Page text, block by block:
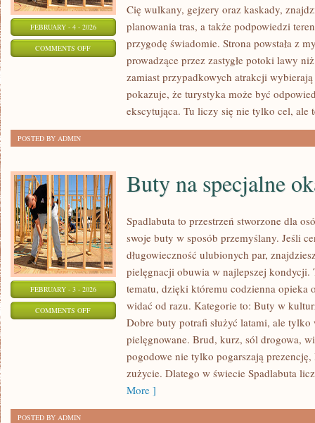
FEBRUARY - 4 - 2026
COMMENTS OFFON
WYBRZEŻA
Cię wulkany, gejzery oraz kaskady,
planowania tras, a także podpowiedzi
przygodę świadomie. Strona powstała z
prowadzące przez zastygłe potoki lawy
zamiast przypadkowych atrakcji
pokazuje, że turystyka może być
ekscytująca. Tu liczy się nie tylko cel, ale
POSTED BY ADMIN
FEBRUARY - 3 - 2026
COMMENTS OFFON
SPECJALNE
Buty na specjalne
Spadlabuta to przestrzeń stworzone dla
swoje buty w sposób przemyślany. Jeśli
długowieczność ulubionych par,
pielęgnacji obuwia w najlepszej kondycji.
tematu, dzięki któremu codzienna opieka
widać od razu. Kategorie to: Buty w
Dobre buty potrafi służyć latami, ale
pielęgnowane. Brud, kurz, sól drogowa,
pogodowe nie tylko pogarszają
zużycie. Dlatego w świecie Spadlabuta
More ]
POSTED BY ADMIN